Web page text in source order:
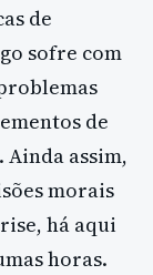
de
sofre com
de
assim,
morais
há aqui
horas.